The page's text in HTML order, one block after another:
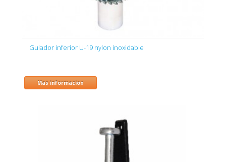
Guiador inferior U-19 nylon inoxidable
Mas informacion